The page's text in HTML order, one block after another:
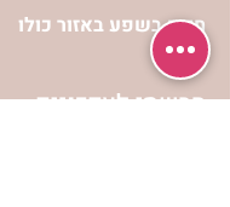
חניה בשפע באזור כולו
הרשמי לעדכונים